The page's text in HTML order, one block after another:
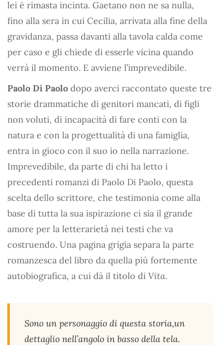
lei è rimasta incinta. Gaetano non ne sa nulla,
fino alla sera in cui Cecilia, arrivata alla fine della
gravidanza, passa davanti alla tavola calda come
per caso e gli chiede di esserle vicina quando
verrà il momento. E avviene l’imprevedibile.
Paolo Di Paolo dopo averci raccontato queste tre
storie drammatiche di genitori mancati, di figli
non voluti, di incapacità di fare conti con la
natura e con la progettualità di una famiglia,
entra in gioco con il suo io nella narrazione.
Imprevedibile, da parte di chi ha letto i
precedenti romanzi di Paolo Di Paolo, questa
scelta dello scrittore, che testimonia come alla
base di tutta la sua ispirazione ci sia il grande
amore per la letterarietà nei testi che va
costruendo. Una pagina grigia separa la parte
romanzesca del libro da quella più fortemente
autobiografica, a cui dà il titolo di Vita.
Sono un personaggio di questa storia,un
dettaglio nell’angolo in basso della tela.